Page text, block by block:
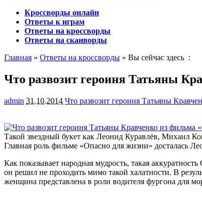
Кроссворды онлайн
Ответы к играм
Ответы на кроссворды
Ответы на сканворды
Главная » Ответы на кроссворды » Вы сейчас здесь :
Что развозит героиня Татьяны
admin 31.10.2014 Что развозит героиня Татьяны
Такой звездный букет как Леонид Куравлёв, Михаил
Главная роль фильме «Опасно для жизни» досталась
Как показывает народная мудрость, такая
он решил не проходить мимо такой халатности. В
женщина представлена в роли водителя фургона для